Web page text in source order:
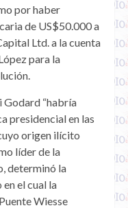
por haber
de US$50.000 a
Ltd. a la cuenta
para la
Godard “habría
presidencial en las
origen ilícito
líder de la
determinó la
el cual la
Wiesse